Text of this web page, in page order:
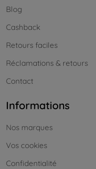
Blog
Cashback
Retours faciles
Réclamations & retours
Contact
Informations
Nos marques
Vos cookies
Confidentialité